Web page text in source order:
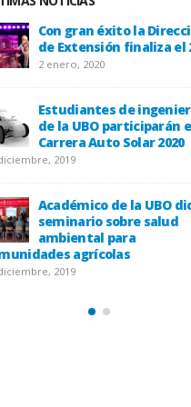
Con gran éxito la
de Extensión finaliza el
2 enero, 2020
Estudiantes de
de la UBO participarán
Carrera Auto Solar 2020
2019
Académico de la UBO
seminario sobre salud
ambiental para
agrícolas
2019